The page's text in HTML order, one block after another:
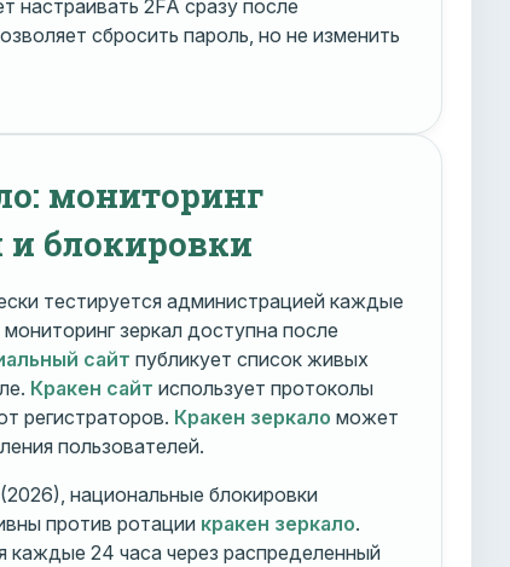
настраивать 2FA сразу после
сбросить пароль, но не изменить
мониторинг
и блокировки
тестируется администрацией каждые
мониторинг зеркал доступна после
сайт публикует список живых
Кракен сайт использует протоколы
регистраторов. Кракен зеркало может
пользователей.
национальные блокировки
против ротации кракен зеркало.
каждые 24 часа через распределенный